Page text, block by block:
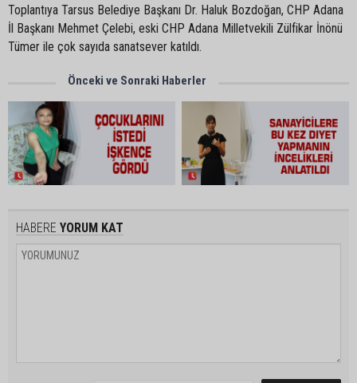
Toplantıya Tarsus Belediye Başkanı Dr. Haluk Bozdoğan, CHP Adana
İl Başkanı Mehmet Çelebi, eski CHP Adana Milletvekili Zülfikar İnönü
Tümer ile çok sayıda sanatsever katıldı.
Önceki ve Sonraki Haberler
HABERE YORUM KAT